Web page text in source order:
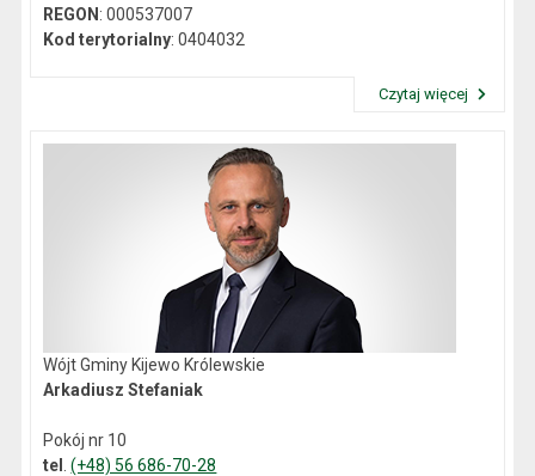
REGON : 000537007
Kod terytorialny: 0404032
Czytaj więcej
Wójt Gminy Kijewo Królewskie
Arkadiusz Stefaniak
Pokój nr 10
tel
.(+48) 56 686-70-28